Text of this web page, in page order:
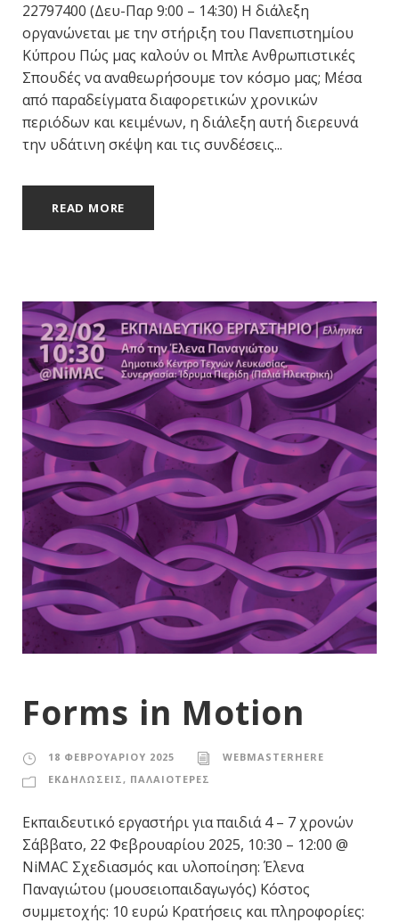
22797400 (Δευ-Παρ 9:00 – 14:30) Η διάλεξη
οργανώνεται με την στήριξη του Πανεπιστημίου
Κύπρου Πώς μας καλούν οι Μπλε Ανθρωπιστικές
Σπουδές να αναθεωρήσουμε τον κόσμο μας; Μέσα
από παραδείγματα διαφορετικών χρονικών
περιόδων και κειμένων, η διάλεξη αυτή διερευνά
την υδάτινη σκέψη και τις συνδέσεις...
READ MORE
Forms in Motion
18 ΦΕΒΡΟΥΑΡΊΟΥ 2025
WEBMASTERHERE
ΕΚΔΗΛΩΣΕΙΣ, ΠΑΛΑΙΟΤΕΡΕΣ
Εκπαιδευτικό εργαστήρι για παιδιά 4 – 7 χρονών
Σάββατο, 22 Φεβρουαρίου 2025, 10:30 – 12:00 @
NiMAC Σχεδιασμός και υλοποίηση: Έλενα
Παναγιώτου (μουσειοπαιδαγωγός) Κόστος
συμμετοχής: 10 ευρώ Κρατήσεις και πληροφορίες: